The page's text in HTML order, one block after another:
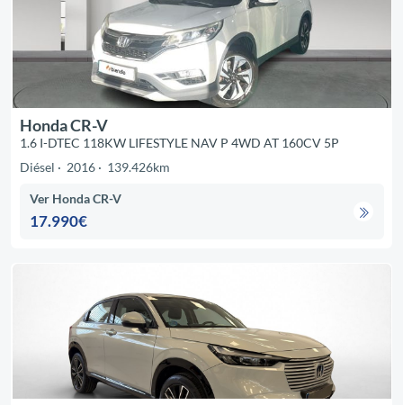
Honda CR-V
1.6 I-DTEC 118KW LIFESTYLE NAV P 4WD AT 160CV 5P
Diésel
2016 139.426km
Ver Honda CR-V
17.990€